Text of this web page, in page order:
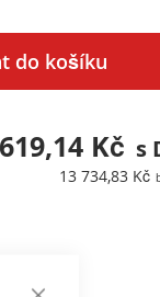
do košíku
Kč
13 734,83 Kč